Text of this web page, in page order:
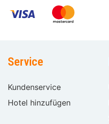
Service
Kundenservice
Hotel hinzufügen